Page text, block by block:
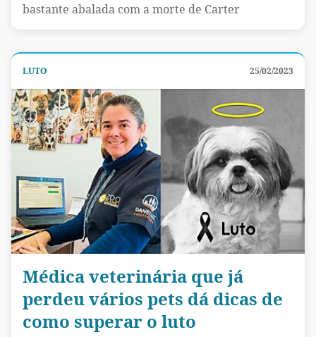
bastante abalada com a morte de Carter
LUTO 25/02/2023
Médica veterinária que já
perdeu vários pets dá dicas de
como superar o luto